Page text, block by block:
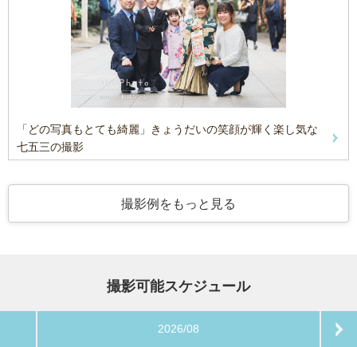
「どの写真もとても綺麗」きょうだいの笑顔が輝く楽し気な
七五三の撮影
撮影例をもっと見る
撮影可能スケジュール
2026/08